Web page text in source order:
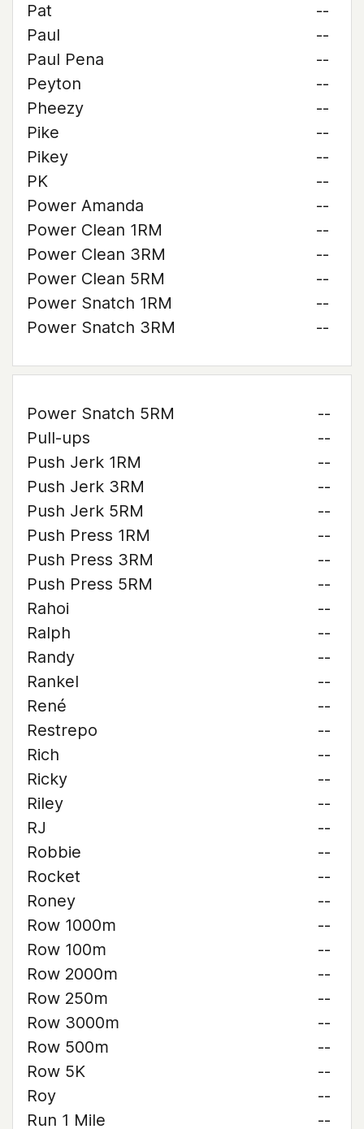
Pat
--
Paul
--
Paul Pena
--
Peyton
--
Pheezy
--
Pike
--
Pikey
--
PK
--
Power Amanda
--
Power Clean 1RM
--
Power Clean 3RM
--
Power Clean 5RM
--
Power Snatch 1RM
--
Power Snatch 3RM
--
Power Snatch 5RM
--
Pull-ups
--
Push Jerk 1RM
--
Push Jerk 3RM
--
Push Jerk 5RM
--
Push Press 1RM
--
Push Press 3RM
--
Push Press 5RM
--
Rahoi
--
Ralph
--
Randy
--
Rankel
--
René
--
Restrepo
--
Rich
--
Ricky
--
Riley
--
RJ
--
Robbie
--
Rocket
--
Roney
--
Row 1000m
--
Row 100m
--
Row 2000m
--
Row 250m
--
Row 3000m
--
Row 500m
--
Row 5K
--
Roy
--
Run 1 Mile
--